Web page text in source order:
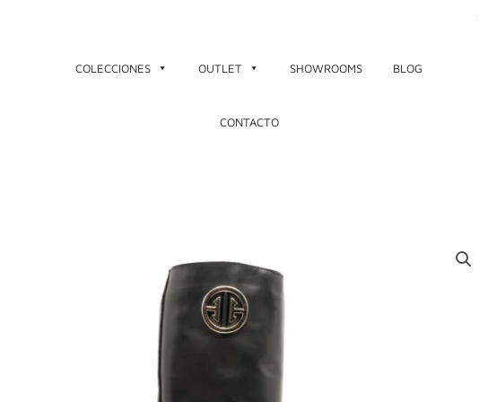
COLECCIONES OUTLET SHOWROOMS BLOG
CONTACTO